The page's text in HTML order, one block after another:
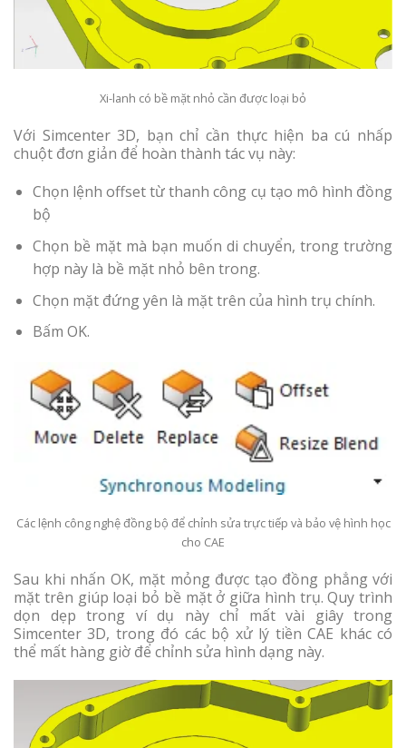
Xi-lanh có bề mặt nhỏ cần được loại bỏ
Với Simcenter 3D, bạn chỉ cần thực hiện ba cú nhấp
chuột đơn giản để hoàn thành tác vụ này:
Chọn lệnh offset từ thanh công cụ tạo mô hình đồng
bộ
Chọn bề mặt mà bạn muốn di chuyển, trong trường
hợp này là bề mặt nhỏ bên trong.
Chọn mặt đứng yên là mặt trên của hình trụ chính.
Bấm OK.
Các lệnh công nghệ đồng bộ để chỉnh sửa trực tiếp và bảo vệ hình học
cho CAE
Sau khi nhấn OK, mặt mỏng được tạo đồng phẳng với
mặt trên giúp loại bỏ bề mặt ở giữa hình trụ. Quy trình
dọn dẹp trong ví dụ này chỉ mất vài giây trong
Simcenter 3D, trong đó các bộ xử lý tiền CAE khác có
thể mất hàng giờ để chỉnh sửa hình dạng này.